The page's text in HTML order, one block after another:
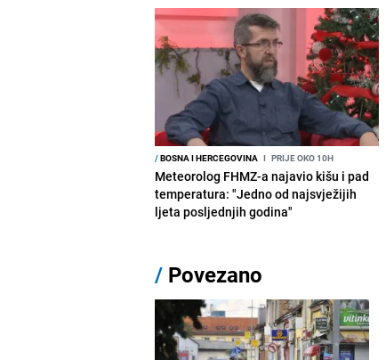
/BOSNA I HERCEGOVINA I PRIJE OKO 10H
Meteorolog FHMZ-a najavio kišu i pad
temperatura: "Jedno od najsvježijih
ljeta posljednjih godina"
/ Povezano